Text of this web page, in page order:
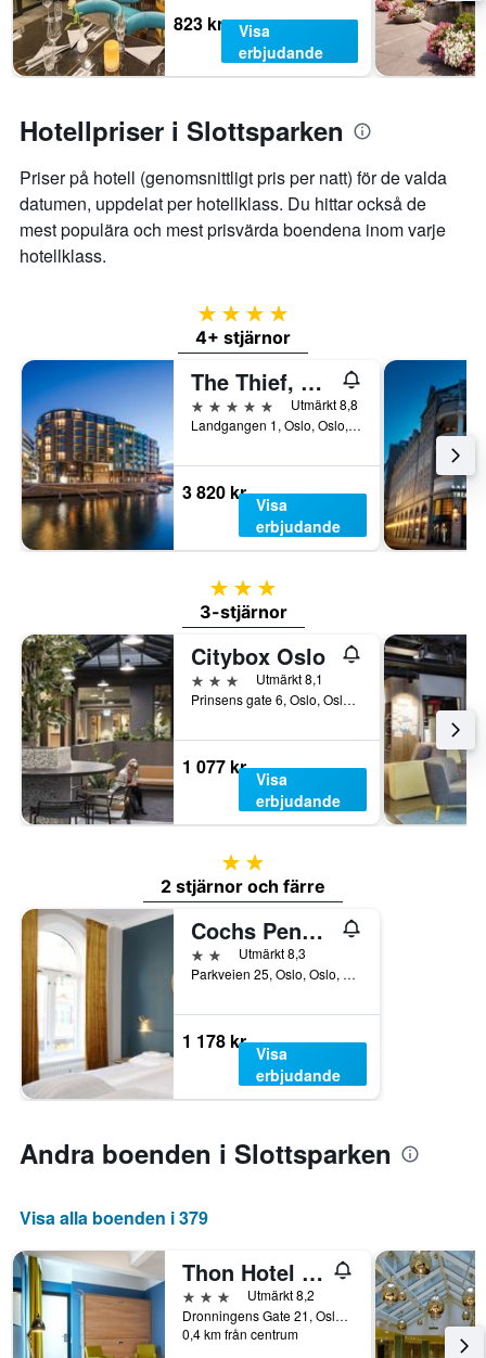
823 kr
Visa
erbjudande
Hotellpriser i Slottsparken
Priser på hotell (genomsnittligt pris per natt) för de valda
datumen, uppdelat per hotellklass. Du hittar också de
mest populära och mest prisvärda boendena inom varje
hotellklass.
4 stjärnor
4+ stjärnor
The Thief, An Ascend Collection Hotel
5 stjärnor
Utmärkt 8,8
Landgangen 1, Oslo, Oslo, Norge
3 820 kr
Visa
erbjudande
3 stjärnor
3-stjärnor
Citybox Oslo
3 stjärnorUtmärkt 8,1
Prinsens gate 6, Oslo, Oslo, Norge
1 077 kr
Visa
erbjudande
2 stjärnor
2 stjärnor och färre
Cochs Pensjonat
2 stjärnorUtmärkt 8,3
Parkveien 25, Oslo, Oslo, Norge
1 178 kr
Visa
erbjudande
Andra boenden i Slottsparken
Visa alla boenden i 379
Thon Hotel Astoria
3 stjärnorUtmärkt 8,2
Dronningens Gate 21, Oslo, Oslo, Norge
0,4 km från centrum